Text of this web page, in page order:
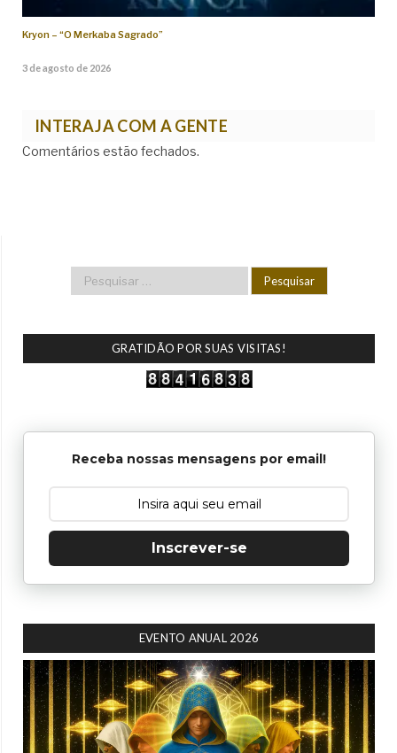
Kryon – “O Merkaba Sagrado”
3 de agosto de 2026
INTERAJA COM A GENTE
Comentários estão fechados.
GRATIDÃO POR SUAS VISITAS!
Receba nossas mensagens por email!
Inscrever-se
EVENTO ANUAL 2026